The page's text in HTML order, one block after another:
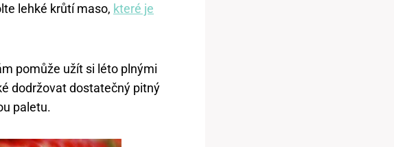
lehké krůtí maso, které je
pomůže užít si léto plnými
dodržovat dostatečný pitný
paletu.